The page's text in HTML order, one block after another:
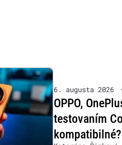
6. augusta 2026
OPPO,
testovaním
kompatibilné?